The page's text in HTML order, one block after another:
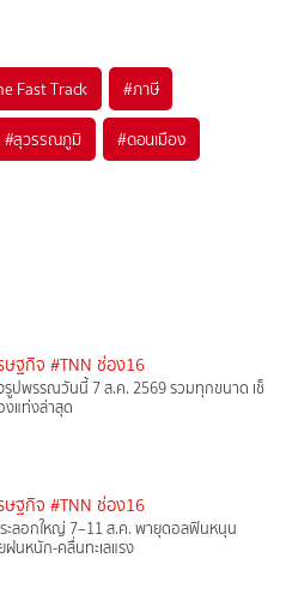
Fast Track #ภาษี
#สุวรรณภูมิ #ดอนเมือง
ษฐกิจ #TNN ช่อง16
รูปพรรณวันนี้ 7 ส.ค. 2569 รวมทุกขนาด เช็
งแท่งล่าสุด
ษฐกิจ #TNN ช่อง16
ะลอกใหญ่ 7–11 ส.ค. พายุดอลฟินหนุน
ฝนหนัก-คลื่นทะเลแรง